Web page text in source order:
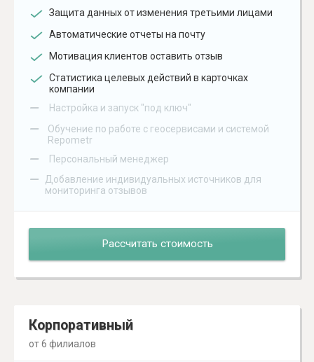
Защита данных от изменения третьими лицами
Автоматические отчеты на почту
Мотивация клиентов оставить отзыв
Статистика целевых действий в карточках
компании
– Настройка и запуск "под ключ"
–
Обучение по работе с геосервисами и системой
Repometr
– Персональный менеджер
–
Добавление индивидуальных источников для
мониторинга отзывов
Рассчитать стоимость
Корпоративный
от 6 филиалов